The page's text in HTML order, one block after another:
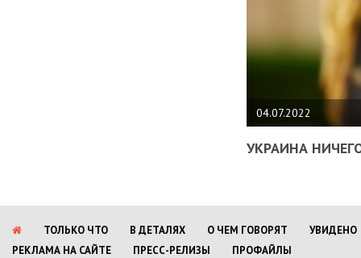
04.07.2022
УКРАИНА
ТОЛЬКО ЧТО В ДЕТАЛЯХ О ЧЕМ ГОВОРЯТ
УВИДЕНО
РЕКЛАМА НА САЙТЕ
ПРЕСС-РЕЛИЗЫ ПРОФАЙЛЫ